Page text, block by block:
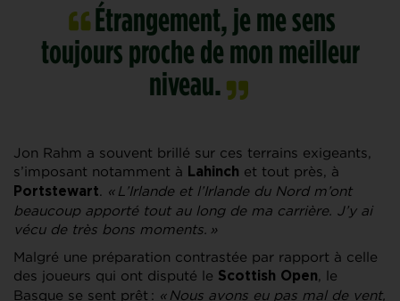
Étrangement, je me sens
toujours proche de mon meilleur
niveau.
Jon Rahm a souvent brillé sur ces terrains exigeants,
s’imposant notamment à Lahinch et tout près, à
Portstewart. « L’Irlande et l’Irlande du Nord m’ont
beaucoup apporté tout au long de ma carrière. J’y ai
vécu de très bons moments. »
Malgré une préparation contrastée par rapport à celle
des joueurs qui ont disputé le Scottish Open, le
Basque se sent prêt : « Nous avons eu pas mal de vent,